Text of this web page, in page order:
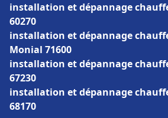
installation et dépannage
60270
installation et dépannage
Monial 71600
installation et dépannage
67230
installation et dépannage
68170